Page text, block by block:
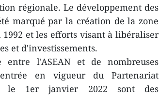
régionale. Le développement des
marqué par la création de la zone
1992 et les efforts visant à libéraliser
et d'investissements.
entre l'ASEAN et de nombreuses
en vigueur du Partenariat
le 1er janvier 2022 sont des